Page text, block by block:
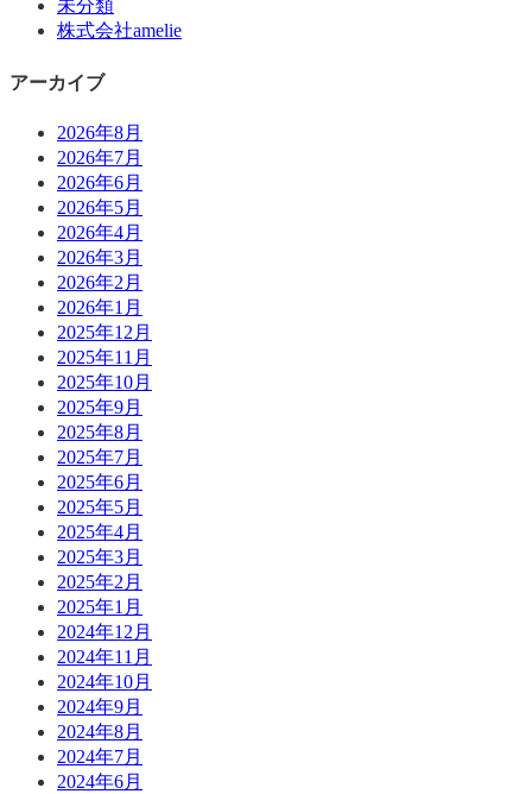
未分類
株式会社amelie
アーカイブ
2026年8月
2026年7月
2026年6月
2026年5月
2026年4月
2026年3月
2026年2月
2026年1月
2025年12月
2025年11月
2025年10月
2025年9月
2025年8月
2025年7月
2025年6月
2025年5月
2025年4月
2025年3月
2025年2月
2025年1月
2024年12月
2024年11月
2024年10月
2024年9月
2024年8月
2024年7月
2024年6月